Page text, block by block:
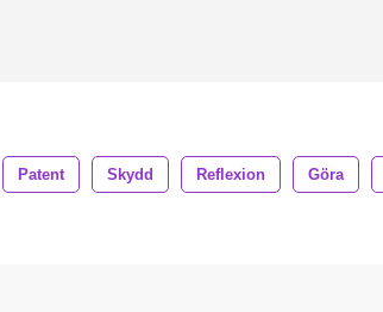
Patent Skydd Reflexion Göra